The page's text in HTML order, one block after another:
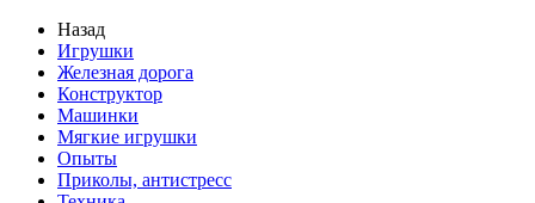
Назад
Игрушки
Железная дорога
Конструктор
Машинки
Мягкие игрушки
Опыты
Приколы, антистресс